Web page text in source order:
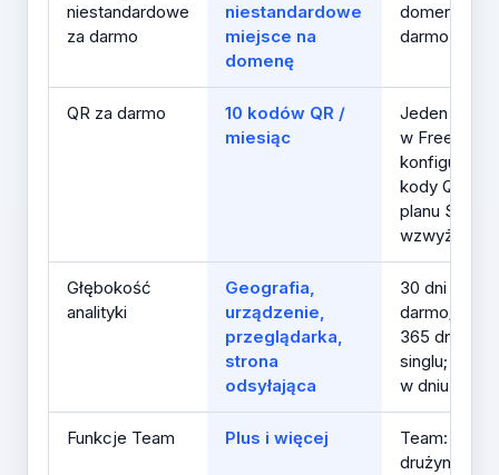
niestandardowe
za darmo
niestandardowe
miejsce na
domenę
domena za
darmo
QR za darmo
10 kodów QR /
miesiąc
Jeden styl
w Free;
kody QR od
planu Single
wzwyż
Głębokość
analityki
Geografia,
urządzenie,
przeglądarka,
strona
odsyłająca
30 dni za
darmo/
365 dni na
singlu; 730
w dniu Team
Funkcje Team Plus i więcej
Team: 3
drużyny / 5